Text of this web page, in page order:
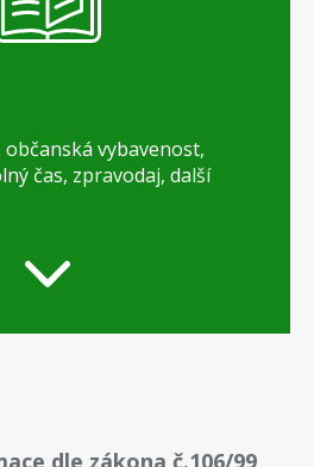
vybavenost,
čas, zpravodaj, další
dle zákona č.106/99